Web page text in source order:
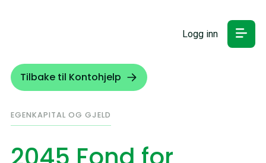
Logg inn
Tilbake til Kontohjelp
EGENKAPITAL OG GJELD